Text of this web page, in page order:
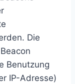
Die
Benutzung
IP-Adresse)